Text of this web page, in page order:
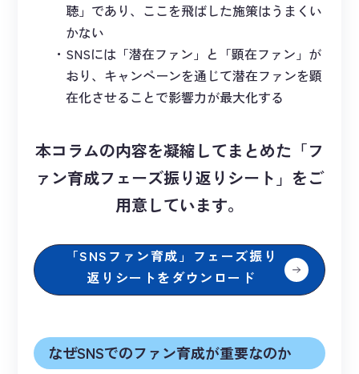
聴」であり、ここを飛ばした施策はうまくい
かない
SNSには「潜在ファン」と「顕在ファン」が
おり、キャンペーンを通じて潜在ファンを顕
在化させることで影響力が最大化する
本コラムの内容を凝縮してまとめた「フ
ァン育成フェーズ振り返りシート」をご
用意しています。
「SNSファン育成」フェーズ振り
返りシートをダウンロード
なぜSNSでのファン育成が重要なのか